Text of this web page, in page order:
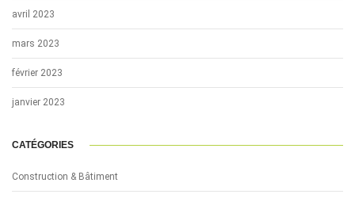
avril 2023
mars 2023
février 2023
janvier 2023
CATÉGORIES
Construction & Bâtiment